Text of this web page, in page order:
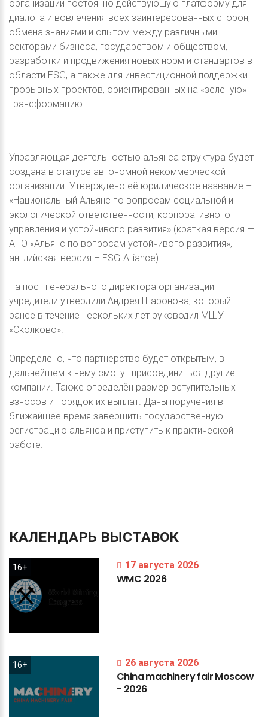
организации постоянно действующую платформу для
диалога и вовлечения всех заинтересованных сторон,
обмена знаниями и опытом между различными
секторами бизнеса, государством и обществом,
разработки и продвижения новых норм и стандартов в
области ESG, а также для инвестиционной поддержки
прорывных проектов, ориентированных на «зелёную»
трансформацию.
Управляющая деятельностью альянса структура будет
создана в статусе автономной некоммерческой
организации. Утверждено её юридическое название –
«Национальный Альянс по вопросам социальной и
экологической ответственности, корпоративного
управления и устойчивого развития» (краткая версия —
АНО «Альянс по вопросам устойчивого развития»,
английская версия – ESG-Alliance).
На пост генерального директора организации
учредители утвердили Андрея Шаронова, который
ранее в течение нескольких лет руководил МШУ
«Сколково».
Определено, что партнёрство будет открытым, в
дальнейшем к нему смогут присоединиться другие
компании. Также определён размер вступительных
взносов и порядок их выплат. Даны поручения в
ближайшее время завершить государственную
регистрацию альянса и приступить к практической
работе.
КАЛЕНДАРЬ ВЫСТАВОК
16+ 17 августа 2026
WMC 2026
16+ 26 августа 2026
ChinamachineryfairMoscow
- 2026